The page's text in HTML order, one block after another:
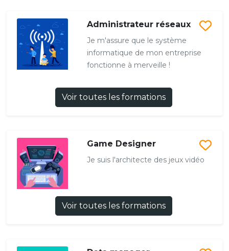
Administrateur réseaux
Je m'assure que le système
informatique de mon entreprise
fonctionne à merveille !
Voir toutes les formations
Game Designer
Je suis l'architecte des jeux vidéo
Voir toutes les formations